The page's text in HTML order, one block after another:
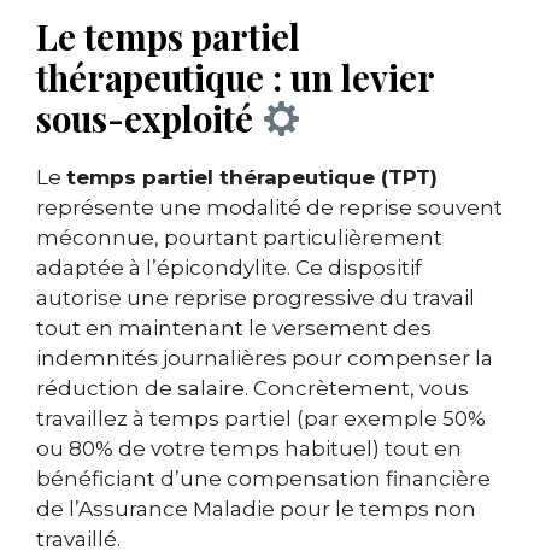
Le temps partiel
thérapeutique : un levier
sous-exploité
Le temps partiel thérapeutique (TPT)
représente une modalité de reprise souvent
méconnue, pourtant particulièrement
adaptée à l’épicondylite. Ce dispositif
autorise une reprise progressive du travail
tout en maintenant le versement des
indemnités journalières pour compenser la
réduction de salaire. Concrètement, vous
travaillez à temps partiel (par exemple 50%
ou 80% de votre temps habituel) tout en
bénéficiant d’une compensation financière
de l’Assurance Maladie pour le temps non
travaillé.